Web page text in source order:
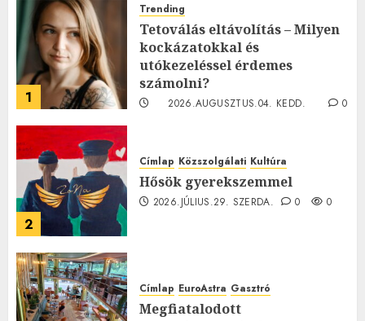
1
Trending
Tetoválás eltávolítás – Milyen
kockázatokkal és
utókezeléssel érdemes
számolni?
2026.AUGUSZTUS.04. KEDD.
0
2
Címlap Közszolgálati Kultúra
Hősök gyerekszemmel
2026.JÚLIUS.29. SZERDA. 0 0
Címlap EuroAstra Gasztró
Megfiatalodott